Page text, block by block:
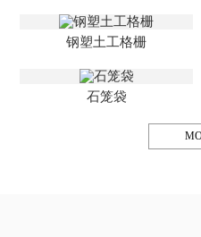
钢塑土工格栅
石笼袋